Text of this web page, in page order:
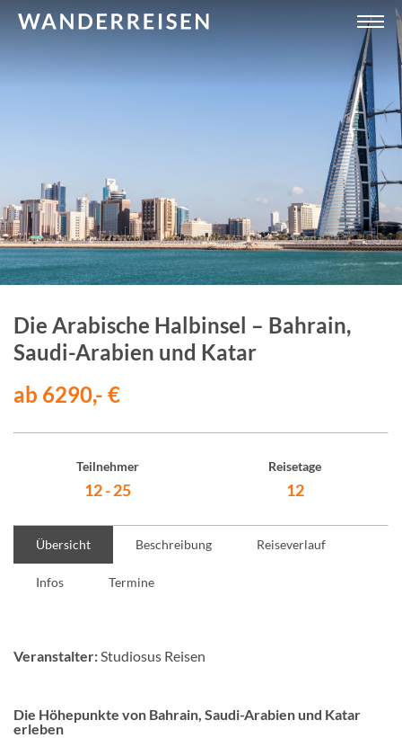
Die Arabische Halbinsel – Bahrain,
Saudi-Arabien und Katar
ab 6290,- €
Teilnehmer
12 - 25
Reisetage
12
Übersicht Beschreibung Reiseverlauf
Infos Termine
Veranstalter:Studiosus Reisen
Die Höhepunkte von Bahrain, Saudi-Arabien und Katar
erleben